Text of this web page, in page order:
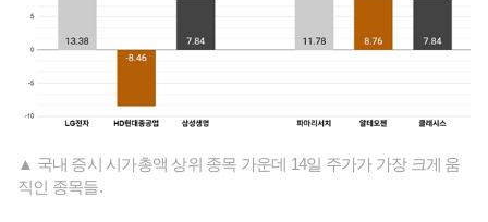
▲ 국내 증시 시가총액 상위 종목 가운데 14일 주가가 가장 크게 움
직인 종목들.